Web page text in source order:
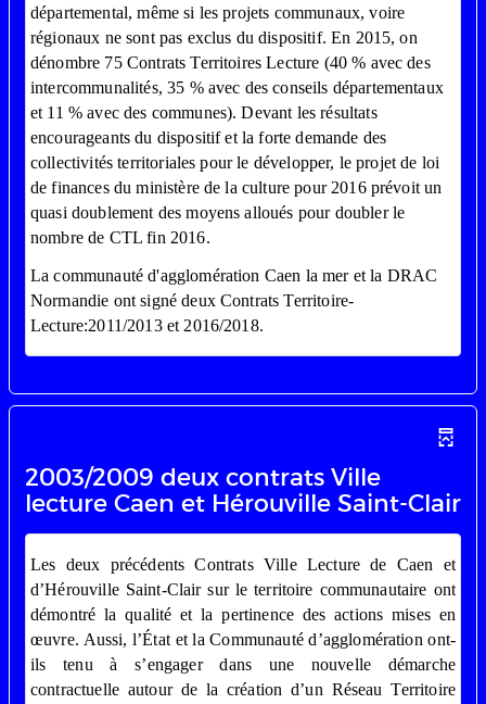
départemental, même si les projets communaux, voire
régionaux ne sont pas exclus du dispositif. En 2015, on
dénombre 75 Contrats Territoires Lecture (40 % avec des
intercommunalités, 35 % avec des conseils départementaux
et 11 % avec des communes). Devant les résultats
encourageants du dispositif et la forte demande des
collectivités territoriales pour le développer, le projet de loi
de finances du ministère de la culture pour 2016 prévoit un
quasi doublement des moyens alloués pour doubler le
nombre de CTL fin 2016.
La communauté d'agglomération Caen la mer et la DRAC
Normandie ont signé deux Contrats Territoire-
Lecture:2011/2013 et 2016/2018.
2003/2009 deux contrats Ville
lecture Caen et Hérouville Saint-Clair
Les deux précédents Contrats Ville Lecture de Caen et
d’Hérouville Saint-Clair sur le territoire communautaire ont
démontré la qualité et la pertinence des actions mises en
œuvre. Aussi, l’État et la Communauté d’agglomération ont-
ils tenu à s’engager dans une nouvelle démarche
contractuelle autour de la création d’un Réseau Territoire